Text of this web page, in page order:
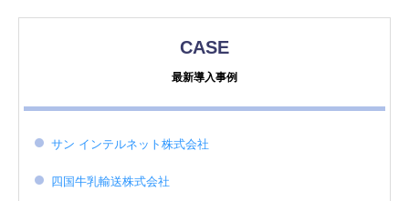
CASE
最新導入事例
サン インテルネット株式会社
四国牛乳輸送株式会社